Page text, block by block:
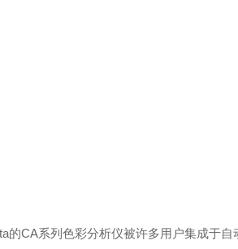
的CA系列色彩分析仪被许多用户集成于